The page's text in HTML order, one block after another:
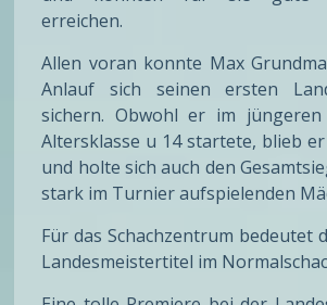
erreichen.
Allen voran konnte Max
Anlauf sich seinen ersten
sichern. Obwohl er im
Altersklasse u 14 startete, blieb
und holte sich auch den
stark im Turnier aufspielenden
Für das Schachzentrum bedeutet
Landesmeistertitel im